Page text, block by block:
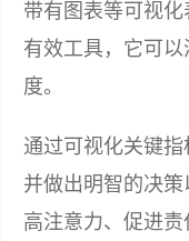
带有图表等可视
有效工具，它可
度。
通过可视化关键
并做出明智的决
高注意力、促进责